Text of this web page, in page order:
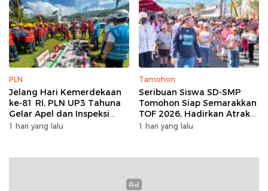
PLN
Jelang Hari Kemerdekaan
ke-81 RI, PLN UP3 Tahuna
Gelar Apel dan Inspeksi
Peralatan Guna Pastikan
1 hari yang lalu
Tamohon
Seribuan Siswa SD-SMP
Tomohon Siap Semarakkan
TOF 2026, Hadirkan Atraksi
Kolosal dan Harmoni Seni
1 hari yang lalu